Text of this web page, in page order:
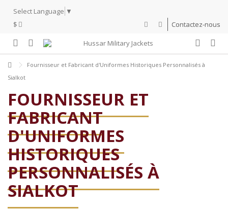
Select Language ▼
$
Contactez-nous
Fournisseur et Fabricant d'Uniformes Historiques Personnalisés à
Sialkot
FOURNISSEUR ET
FABRICANT
D'UNIFORMES
HISTORIQUES
PERSONNALISÉS À
SIALKOT